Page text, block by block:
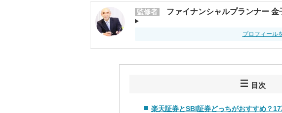
監修者 ファイナンシャルプランナー 金
プロフィール
目次
楽天証券とSBI証券どっちがおすすめ？